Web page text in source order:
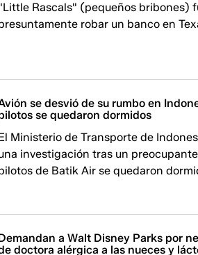
Rascals" (pequeños bribones)
robar un banco en
se desvió de su rumbo en
se quedaron dormidos
Ministerio de Transporte de
investigación tras un
de Batik Air se quedaron
a Walt Disney Parks por
doctora alérgica a las nueces y